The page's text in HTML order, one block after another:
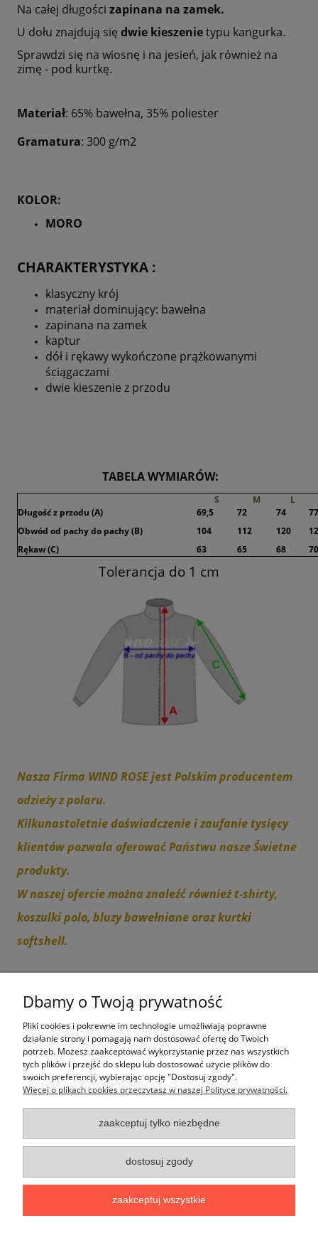
Na całej długości zapinana na zamek.
U dołu znajdują się dwie kieszenietypu kangurka.
Sprawdzi się na wiosnę i na jesień, jak również na
zimę - pod kurtkę.
Materiał: 65% bawełna, 35% poliester
Gramatura: 300 g/m2
KOLOR:
MORO
CHARAKTERYSTYKA :
klasyczny krój
materiał dominujący: bawełna
zapinana na zamek
kaptur
dół i rękawy wykończone prążkowanymi
ściągaczami
dwie kieszenie z przodu
TABELA WYMIARÓW:
S M
L
Długość z przodu (A)
69,5 72 74
77
Obwód od pachy do pachy (B)
104 112 120
Rękaw (C)
63 65 68 70
Tolerancja do 1 cm
Nasza Firma WIND ROSE jest Polskim producentem
odzieży z polaru.
Kilkunastoletnie doświadczenie i zaufanie tysięcy
klientów pozwala oferować Państwu nasze Świetne
produkty.
W naszej ofercie można znaleźć również t-shirty,
koszulki polo, bluzy bawełniane oraz kurtki
softshell.
Twoim logo (minimalna ilość 6 sztuk) -
zapytaj biuro@windrose.com.pl
Moje konto
Płatności i dostawa
Informacje
O nas
Dbamy o Twoją prywatność
Pliki cookies i pokrewne im technologie umożliwiają poprawne
działanie strony i pomagają nam dostosować ofertę do Twoich
potrzeb. Możesz zaakceptować wykorzystanie przez nas wszystkich
tych plików i przejść do sklepu lub dostosować użycie plików do
swoich preferencji, wybierając opcję "Dostosuj zgody".
Więcej o plikach cookies przeczytasz w naszej Polityce prywatności.
zaakceptuj tylko niezbędne
dostosuj zgody
zaakceptuj wszystkie